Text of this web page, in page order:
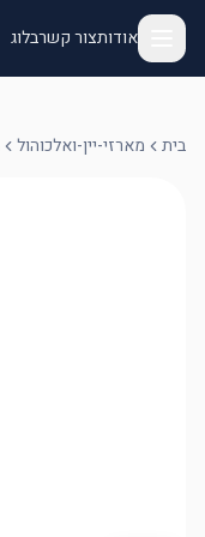
אודותצור קשרבלוג
בית מארזי-יין-ואלכוהול